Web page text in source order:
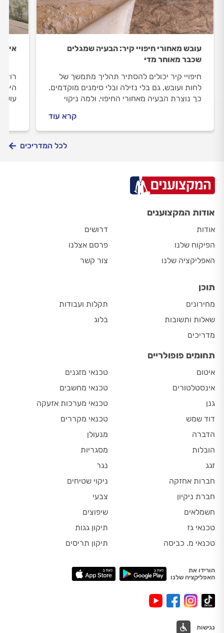
עובש מאחורי חיפויי קיר: הבעיה שמגלים
שכבר מאוחר מדי
חיפויי קיר יכולים להסתיר תהליך מתמשך של
לחות ועובש, גם בלי נזילה ובלי סימנים מוקדמים.
כך נוצרת הבעיה מאחורי החיפוי, ולמה ניקוי
קרא עוד
איך
לכל המדריכים
אודות המקצוענים
אודות
הפיקוח שלנו
האפליקציה שלנו
דרושים
פרסם אצלנו
צור קשר
תוכן
מחירונים
שאלות ותשובות
מדריכים
תקלות ועבודות
בלוג
תחומים פופולריים
איטום
אינסטלטורים
גנן
דוד שמש
הדברה
הובלות
זגג
חברות אחזקה
חברת ניקיון
חשמלאים
טכנאי גז
טכנאי מ. כביסה
טכנאי מזגנים
טכנאי מחשבים
טכנאי מערכות אזעקה
טכנאי מקררים
מנעולן
מסגריות
נגר
ניקוי שטיחים
צבעי
שיפוצים
תיקון גגות
תיקון תריסים
הורידו את
האפליקציה שלנו
נגישות